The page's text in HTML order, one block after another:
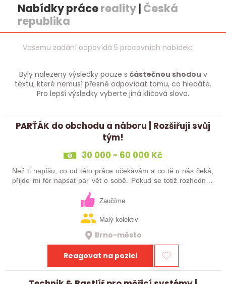
Nabídky prácereality|Česká
republika
Vašemu zadání odpovídá 5 pracovních nabídek:
Byly nalezeny výsledky pouze s částečnou shodou v
textu, které nemusí přesně odpovídat tomu, co hledáte.
Pro lepší výsledky vyberte jiná klíčová slova.
PARŤÁK do obchodu a náboru | Rozšiřuji svůj
tým!
30 000 - 60 000 Kč
Než ti napíšu, co od této práce očekávám a co tě u nás čeká,
přijde mi fér napsat pár vět o sobě. Pokud se totiž rozhodneš
přidat do našeho týmu, nebudeš pracovat jen pro firmu.
Budeme spolu každý…
Zaučíme
Malý kolektiv
Brno-město
Reagovat na pozici